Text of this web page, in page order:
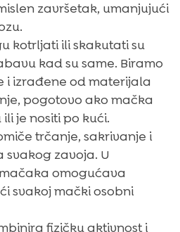
završetak, umanjujući
kotrljati ili skakutati su
kad su same. Biramo
i izrađene od materijala
pogotovo ako mačka
je nositi po kući.
trčanje, sakrivanje i
svakog zavoja. U
omogućava
svakoj mački osobni
fizičku aktivnost i